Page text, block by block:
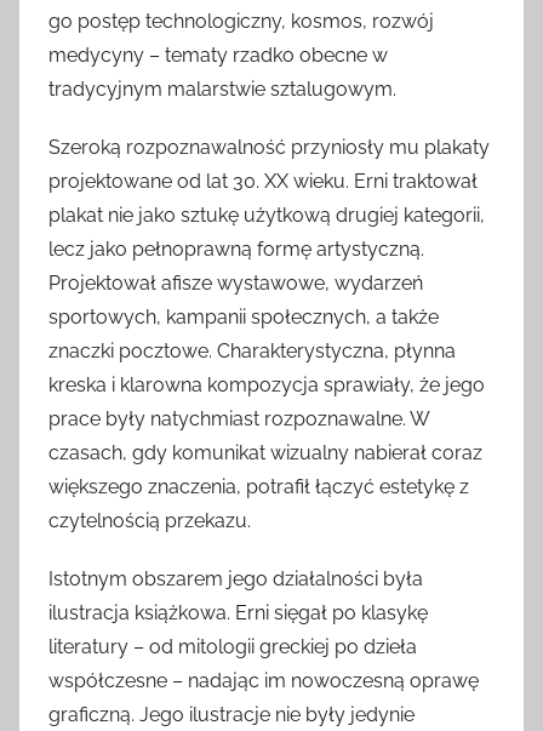
go postęp technologiczny, kosmos, rozwój
medycyny – tematy rzadko obecne w
tradycyjnym malarstwie sztalugowym.
Szeroką rozpoznawalność przyniosły mu plakaty
projektowane od lat 30. XX wieku. Erni traktował
plakat nie jako sztukę użytkową drugiej kategorii,
lecz jako pełnoprawną formę artystyczną.
Projektował afisze wystawowe, wydarzeń
sportowych, kampanii społecznych, a także
znaczki pocztowe. Charakterystyczna, płynna
kreska i klarowna kompozycja sprawiały, że jego
prace były natychmiast rozpoznawalne. W
czasach, gdy komunikat wizualny nabierał coraz
większego znaczenia, potrafił łączyć estetykę z
czytelnością przekazu.
Istotnym obszarem jego działalności była
ilustracja książkowa. Erni sięgał po klasykę
literatury – od mitologii greckiej po dzieła
współczesne – nadając im nowoczesną oprawę
graficzną. Jego ilustracje nie były jedynie